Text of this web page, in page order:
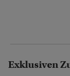
Exklusiven